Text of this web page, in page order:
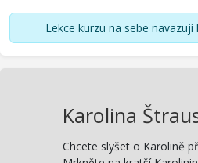
Lekce kurzu na sebe
Karolina
Chcete slyšet o Karolině